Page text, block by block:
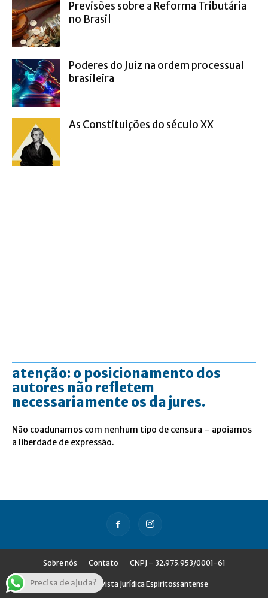
Previsões sobre a Reforma Tributária
no Brasil
Poderes do Juiz na ordem processual
brasileira
As Constituições do século XX
atenção: o posicionamento dos
autores não refletem
necessariamente os da jures.
Não coadunamos com nenhum tipo de censura – apoiamos
a liberdade de expressão.
Sobre nós Contato CNPJ – 32.975.953/0001-61
© Jures - Revista Jurídica Espiritossantense
Precisa de ajuda?